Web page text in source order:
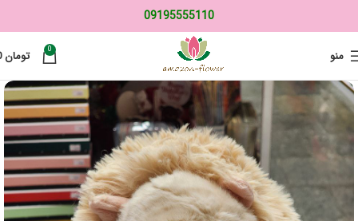
09195555110
منو 0 تومان0